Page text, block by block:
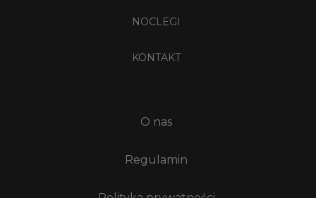
NOCLEGI
KONTAKT
O nas
Regulamin